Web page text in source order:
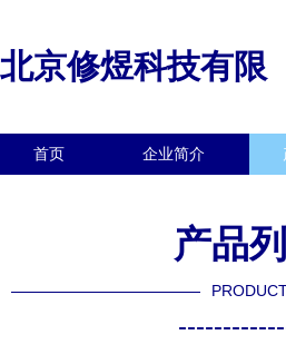
北京修煜科技有限
首页 企业简介
产品